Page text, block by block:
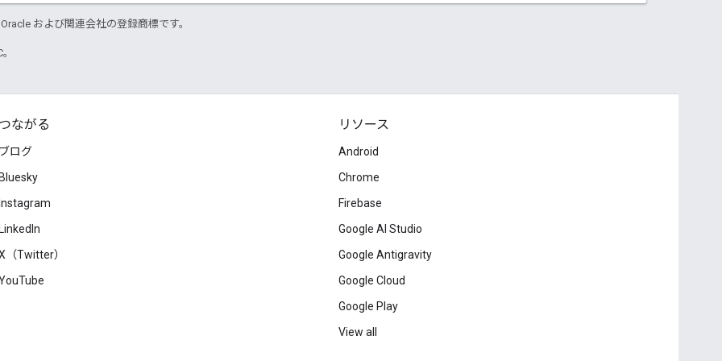
および関連会社の登録商標です。
つながる
ブログ
Bluesky
Instagram
LinkedIn
（Twitter）
リソース
Android
Chrome
Firebase
Google AI Studio
Google Antigravity
Google Cloud
Google Play
View all